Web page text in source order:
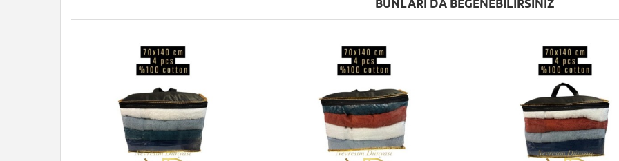
BUNLARI DA BEĞENEBILIRSINIZ